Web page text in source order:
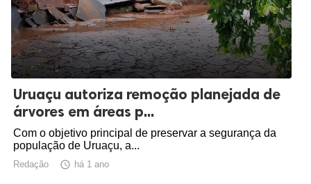
Uruaçu autoriza remoção planejada de
árvores em áreas p...
Com o objetivo principal de preservar a segurança da
população de Uruaçu, a...
Redação  há 1 ano